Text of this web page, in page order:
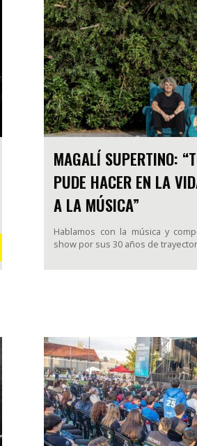
MAGALÍ SUPERTINO:
PUDE HACER EN LA
A LA MÚSICA”
Hablamos con la música y
show por sus 30 años de